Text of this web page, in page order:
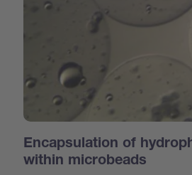
Encapsulation of
within microbeads